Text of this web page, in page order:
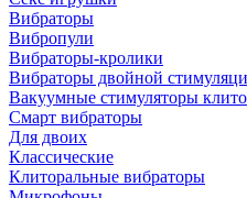
Вибраторы
Вибропули
Вибраторы-кролики
Вибраторы двойной
Вакуумные стимуляторы
Смарт вибраторы
Для двоих
Классические
Клиторальные вибраторы